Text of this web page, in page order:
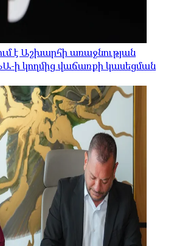
է Աշխարհի առաջնության
ի կողմից վաճառքի կասեցման